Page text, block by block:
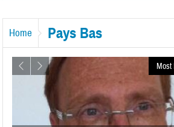
Home Pays Bas
Most